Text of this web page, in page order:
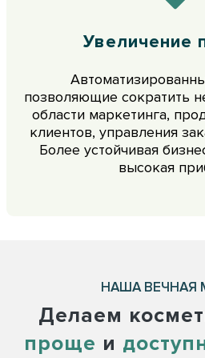
Увеличение
позволяющие сократить
области маркетинга,
клиентов, управления
Более устойчивая
высокая
НАША ВЕЧНАЯ
Делаем
проще и